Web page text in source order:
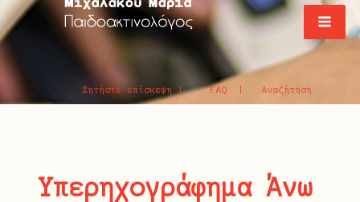
Ζητήστε επίσκεψη | FAQ | Αναζήτηση
Υπερηχογράφημα Άνω